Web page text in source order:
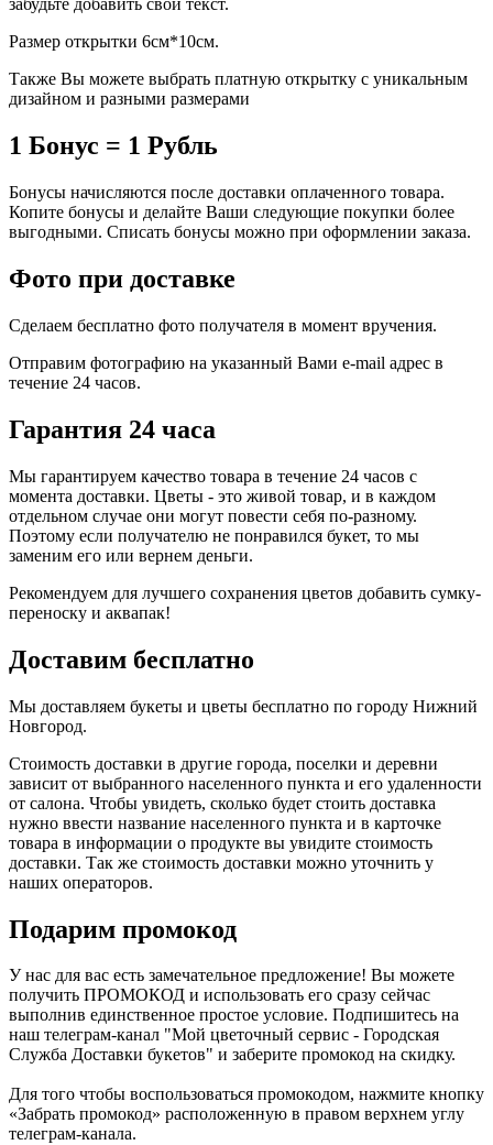
забудьте добавить свой текст.
Размер открытки 6см*10см.
Также Вы можете выбрать платную открытку с уникальным
дизайном и разными размерами
1 Бонус = 1 Рубль
Бонусы начисляются после доставки оплаченного товара.
Копите бонусы и делайте Ваши следующие покупки более
выгодными. Списать бонусы можно при оформлении заказа.
Фото при доставке
Сделаем бесплатно фото получателя в момент вручения.
Отправим фотографию на указанный Вами e-mail адрес в
течение 24 часов.
Гарантия 24 часа
Мы гарантируем качество товара в течение 24 часов с
момента доставки. Цветы - это живой товар, и в каждом
отдельном случае они могут повести себя по-разному.
Поэтому если получателю не понравился букет, то мы
заменим его или вернем деньги.
Рекомендуем для лучшего сохранения цветов добавить сумку-
переноску и аквапак!
Доставим бесплатно
Мы доставляем букеты и цветы бесплатно по городу Нижний
Новгород.
Стоимость доставки в другие города, поселки и деревни
зависит от выбранного населенного пункта и его удаленности
от салона. Чтобы увидеть, сколько будет стоить доставка
нужно ввести название населенного пункта и в карточке
товара в информации о продукте вы увидите стоимость
доставки. Так же стоимость доставки можно уточнить у
наших операторов.
Подарим промокод
У нас для вас есть замечательное предложение! Вы можете
получить ПРОМОКОД и использовать его сразу сейчас
выполнив единственное простое условие. Подпишитесь на
наш телеграм-канал "Мой цветочный сервис - Городская
Служба Доставки букетов" и заберите промокод на скидку.
Для того чтобы воспользоваться промокодом, нажмите кнопку
«Забрать промокод» расположенную в правом верхнем углу
телеграм-канала.